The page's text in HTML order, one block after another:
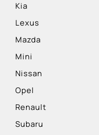
Kia
Lexus
Mazda
Mini
Nissan
Opel
Renault
Subaru